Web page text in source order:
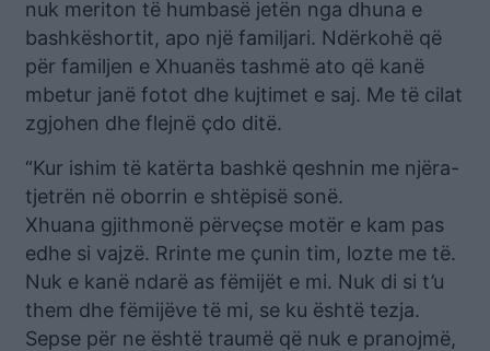
nuk meriton të humbasë jetën nga dhuna e
bashkëshortit, apo një familjari. Ndërkohë që
për familjen e Xhuanës tashmë ato që kanë
mbetur janë fotot dhe kujtimet e saj. Me të cilat
zgjohen dhe flejnë çdo ditë.
“Kur ishim të katërta bashkë qeshnin me njëra-
tjetrën në oborrin e shtëpisë sonë.
Xhuana gjithmonë përveçse motër e kam pas
edhe si vajzë. Rrinte me çunin tim, lozte me të.
Nuk e kanë ndarë as fëmijët e mi. Nuk di si t’u
them dhe fëmijëve të mi, se ku është tezja.
Sepse për ne është traumë që nuk e pranojmë,